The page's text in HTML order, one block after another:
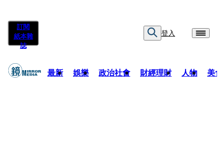
訂閱
紙本雜
誌
登入
最新 娛樂 政治社會 財經理財 人物 美